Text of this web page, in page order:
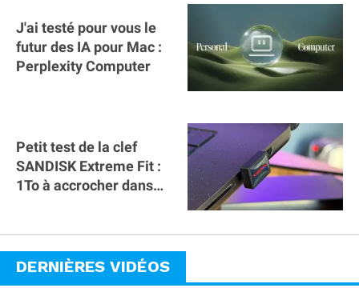
J'ai testé pour vous le
futur des IA pour Mac :
Perplexity Computer
Petit test de la clef
SANDISK Extreme Fit :
1To à accrocher dans
DERNIÈRES VIDÉOS